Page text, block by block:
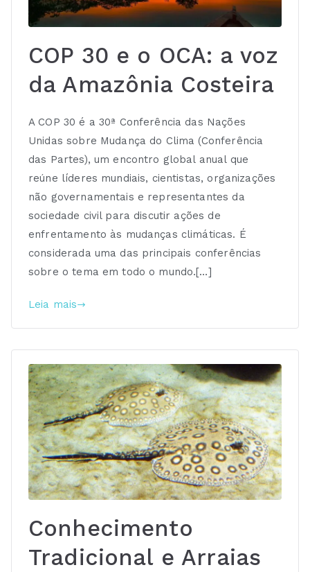
COP 30 e o OCA: a voz
da Amazônia Costeira
A COP 30 é a 30ª Conferência das Nações
Unidas sobre Mudança do Clima (Conferência
das Partes), um encontro global anual que
reúne líderes mundiais, cientistas, organizações
não governamentais e representantes da
sociedade civil para discutir ações de
enfrentamento às mudanças climáticas. É
considerada uma das principais conferências
sobre o tema em todo o mundo.[…]
Leia mais
Conhecimento
Tradicional e Arraias